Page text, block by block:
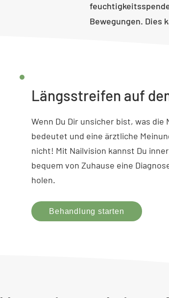
Bewegungen. Dies
Längsstreifen auf
Wenn Du Dir unsicher bist, was die
bedeutet und eine ärztliche
nicht! Mit Nailvision kannst Du
bequem von Zuhause eine
holen.
Behandlung starten